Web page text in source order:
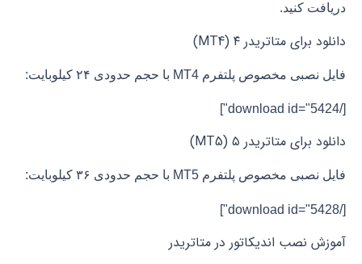
دریافت کنید.
دانلود برای متاتریدر ۴ (MT4)
فایل نصبی مخصوص پلتفرم MT4 با حجم حدودی ۲۴ کیلوبایت:
[/download id="5424"]
دانلود برای متاتریدر ۵ (MT5)
فایل نصبی مخصوص پلتفرم MT5 با حجم حدودی ۳۶ کیلوبایت:
[/download id="5428"]
آموزش نصب اندیکاتور در متاتریدر